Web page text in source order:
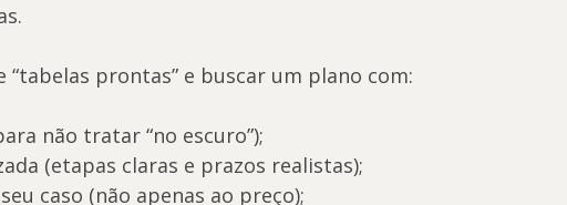
prontas” e buscar um plano com:
não tratar “no escuro”);
(etapas claras e prazos realistas);
caso (não apenas ao preço);